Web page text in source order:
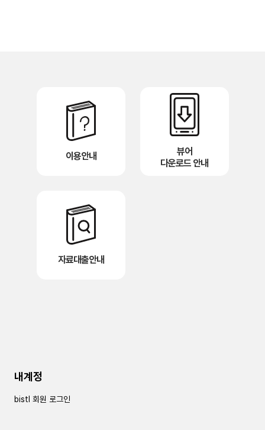
이용안내
뷰어
다운로드 안내
자료대출안내
내계정
bistl 회원 로그인